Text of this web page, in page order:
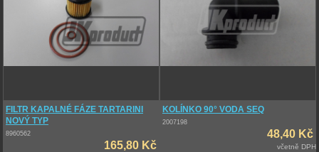
FILTR KAPALNÉ FÁZE TARTARINI
NOVÝ TYP
8960562
165,80 Kč
KOLÍNKO 90° VODA SEQ
2007198
48,40 Kč
včetně DPH